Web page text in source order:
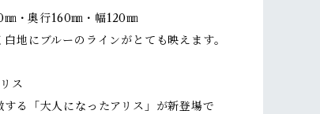
㎜・奥行160㎜・幅120㎜
地にブルーのラインがとても映えます。
ス
る「大人になったアリス」が新登場で